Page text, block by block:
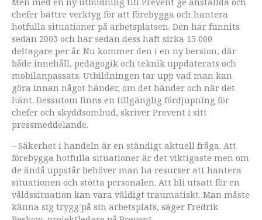
chefer bättre verktyg för att förebygga och hantera
hotfulla situationer på arbetsplatsen. Den har funnits
sedan 2003 och har sedan dess haft sirka 15 000
deltagare per år. Nu kommer den i en ny bersion, där
både innehåll, pedagogik och teknik uppdaterats och
mobilanpassats. Utbildningen tar upp vad man kan
göra innan något händer, om det händer och när det
hänt. Dessutom finns en tillgänglig fördjupning för
chefer och skyddsombud, skriver Prevent i sitt
pressmeddelande.
– Säkerhet i handeln är en ständigt aktuell fråga. Att
förebygga hotfulla situationer är det viktigaste men om
de ändå uppstår behöver man ha resurser att hantera
situationen och stötta personalen. Att bli utsatt för en
våldssituation kan vara väldigt traumatiskt. Man måste
känna sig trygg på sin arbetsplats, säger Fredrik